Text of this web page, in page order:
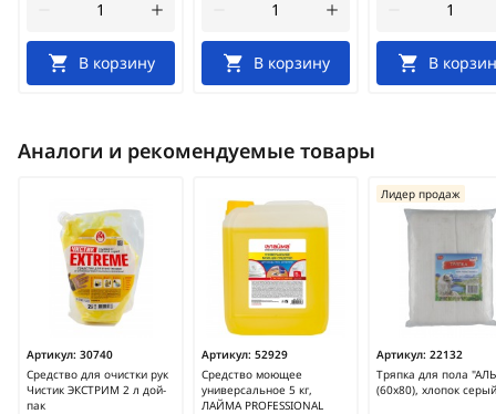
В корзину В корзину В
Аналоги и рекомендуемые товары
Артикул: 30740
Средство для очистки рук
Чистик ЭКСТРИМ 2 л дой-
пак
Артикул: 52929
Средство моющее
универсальное 5 кг,
ЛАЙМА PROFESSIONAL
Артикул: 22132
Тряпка для пола
(60x80), хлопок серый
Лидер продаж